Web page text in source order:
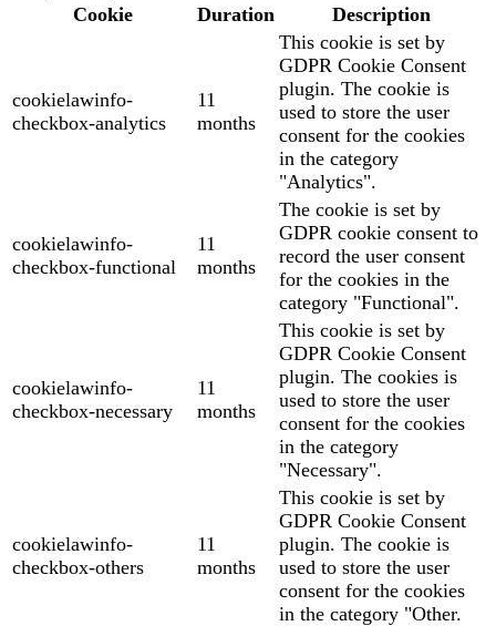
Cookie
Duration Description
cookielawinfo-
checkbox-analytics
11
months
This cookie is set by
GDPR Cookie Consent
plugin. The cookie is
used to store the user
consent for the cookies
in the category
"Analytics".
cookielawinfo-
checkbox-functional
11
months
The cookie is set by
GDPR cookie consent to
record the user consent
for the cookies in the
category "Functional".
cookielawinfo-
checkbox-necessary
11
months
This cookie is set by
GDPR Cookie Consent
plugin. The cookies is
used to store the user
consent for the cookies
in the category
"Necessary".
cookielawinfo-
checkbox-others
11
months
This cookie is set by
GDPR Cookie Consent
plugin. The cookie is
used to store the user
consent for the cookies
in the category "Other.